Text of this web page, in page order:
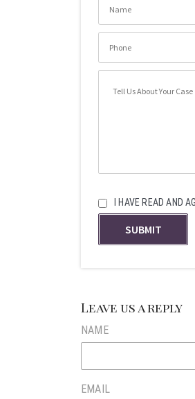
I HAVE READ AND
Leave us a reply
NAME
EMAIL